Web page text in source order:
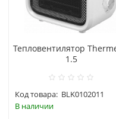
Тепловентилятор
1.5
Код товара: BLK0102011
В наличии